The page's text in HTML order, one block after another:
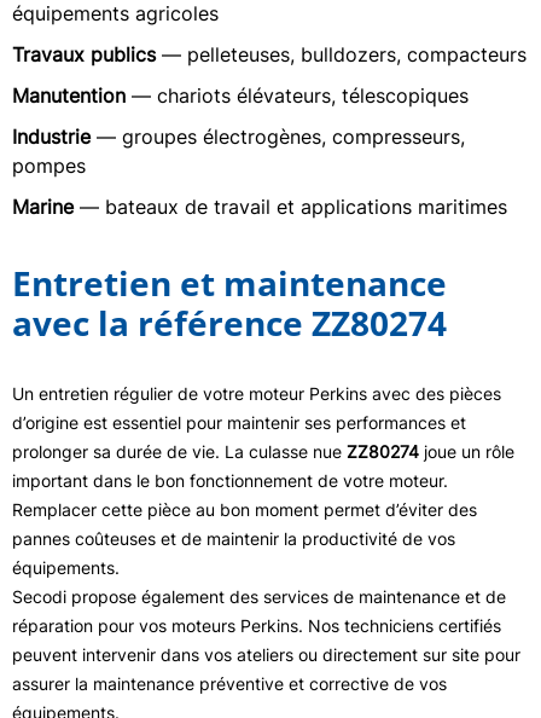
équipements agricoles
Travaux publics— pelleteuses, bulldozers, compacteurs
Manutention — chariots élévateurs, télescopiques
Industrie— groupes électrogènes, compresseurs,
pompes
Marine— bateaux de travail et applications maritimes
Entretien et maintenance
avec la référence ZZ80274
Un entretien régulier de votre moteur Perkins avec des pièces
d’origine est essentiel pour maintenir ses performances et
prolonger sa durée de vie. La culasse nue ZZ80274 joue un rôle
important dans le bon fonctionnement de votre moteur.
Remplacer cette pièce au bon moment permet d’éviter des
pannes coûteuses et de maintenir la productivité de vos
équipements.
Secodi propose également des services de maintenance et de
réparation pour vos moteurs Perkins. Nos techniciens certifiés
peuvent intervenir dans vos ateliers ou directement sur site pour
assurer la maintenance préventive et corrective de vos
équipements.